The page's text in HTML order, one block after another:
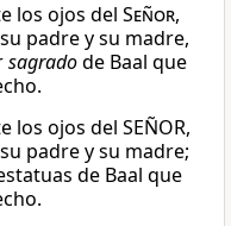
los ojos del Señor,
padre y su madre,
sagradode Baal que
los ojos del SEÑOR,
padre y su madre;
de Baal que